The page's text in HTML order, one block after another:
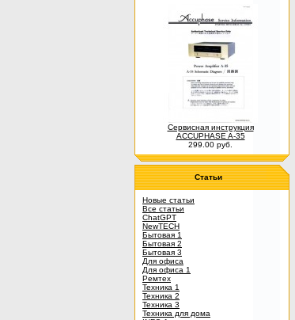
Сервисная инструкция
ACCUPHASE A-35
299.00 руб.
Статьи
Новые статьи
Все статьи
ChatGPT
NewTECH
Бытовая 1
Бытовая 2
Бытовая 3
Для офиса
Для офиса 1
Ремтех
Техника 1
Техника 2
Техника 3
Техника для дома